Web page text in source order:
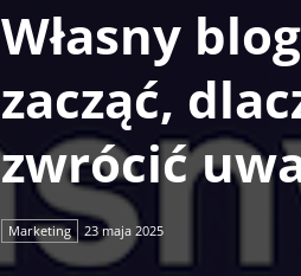
Własny
zacząć,
zwrócić
Marketing 23 maja 2025